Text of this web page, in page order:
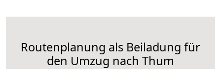
Routenplanung als Beiladung für
den Umzug nach Thum